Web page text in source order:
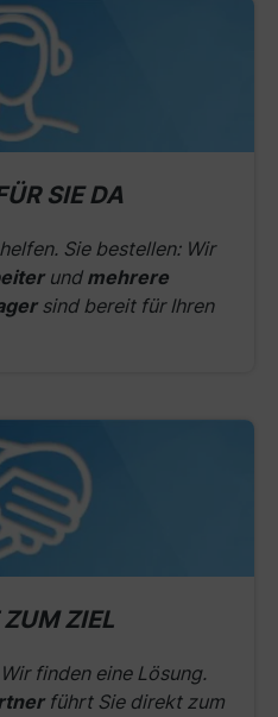
SIE DA
Sie bestellen: Wir
und mehrere
sind bereit für Ihren
ZIEL
finden eine Lösung.
führt Sie direkt zum